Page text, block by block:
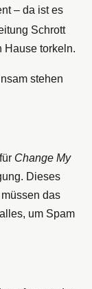
– da ist es
Schrott
Hause torkeln.
stehen
für Change My
Dieses
das
um Spam